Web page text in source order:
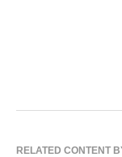
RELATED CONTENT